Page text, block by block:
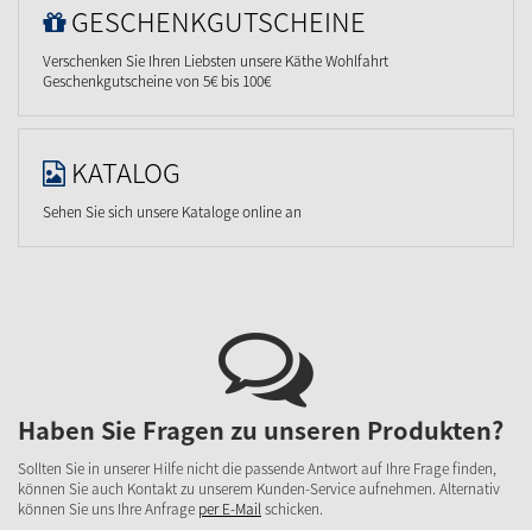
GESCHENKGUTSCHEINE
Verschenken Sie Ihren Liebsten unsere Käthe Wohlfahrt
Geschenkgutscheine von 5€ bis 100€
KATALOG
Sehen Sie sich unsere Kataloge online an
Haben Sie Fragen zu unseren Produkten?
Sollten Sie in unserer Hilfe nicht die passende Antwort auf Ihre Frage finden,
können Sie auch Kontakt zu unserem Kunden-Service aufnehmen. Alternativ
können Sie uns Ihre Anfrage per E-Mailschicken.